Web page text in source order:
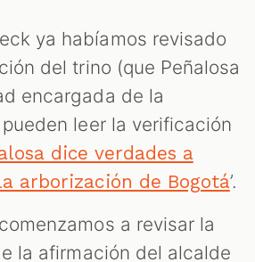
ya habíamos revisado
del trino (que Peñalosa
encargada de la
leer la verificación
dice verdades a
arborización de Bogotá’.
a revisar la
la afirmación del alcalde